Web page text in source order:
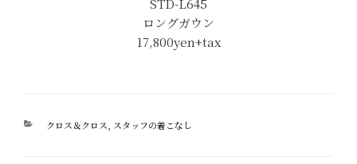
STD-L645
ロングガウン
17,800yen+tax
カ
クロス＆クロス, スタッフの着こなし